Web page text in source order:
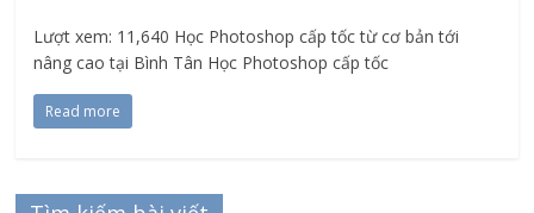
Lượt xem: 11,640 Học Photoshop cấp tốc từ cơ bản tới
nâng cao tại Bình Tân Học Photoshop cấp tốc
Read more